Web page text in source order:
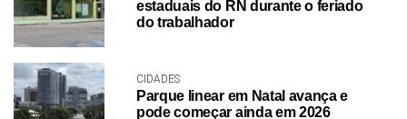
estaduais do RN durante o feriado
do trabalhador
CIDADES
Parque linear em Natal avança e
pode começar ainda em 2026